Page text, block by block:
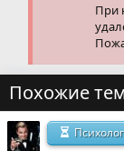
При
Похожие